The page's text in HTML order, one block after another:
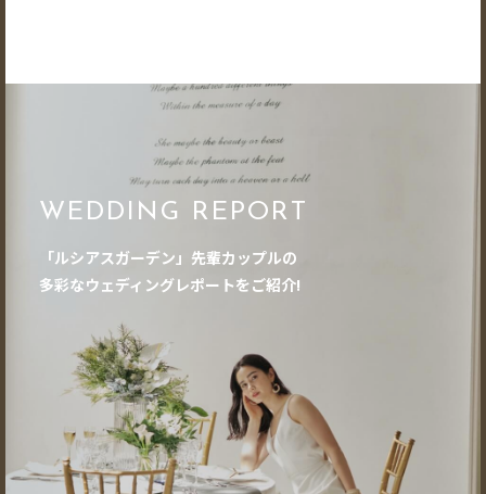
WEDDING REPORT
「ルシアスガーデン」先輩カップルの
多彩なウェディングレポートをご紹介!